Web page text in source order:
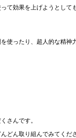
て効果を上げようとし
使ったり、超人的な精神
さんです。
どん取り組んでみてくだ